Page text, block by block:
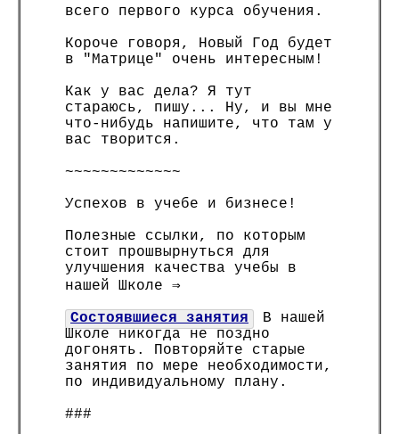
всего первого курса обучения.
Короче говоря, Новый Год будет
в "Матрице" очень интересным!
Как у вас дела? Я тут
стараюсь, пишу... Ну, и вы мне
что-нибудь напишите, что там у
вас творится.
~~~~~~~~~~~~~
Успехов в учебе и бизнесе!
Полезные ссылки, по которым
стоит прошвырнуться для
улучшения качества учебы в
нашей Школе ⇒
Состоявшиеся занятия
В нашей
Школе никогда не поздно
догонять. Повторяйте старые
занятия по мере необходимости,
по индивидуальному плану.
###